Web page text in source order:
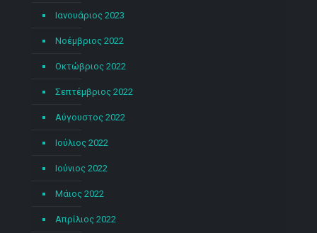
Ιανουάριος 2023
Νοέμβριος 2022
Οκτώβριος 2022
Σεπτέμβριος 2022
Αύγουστος 2022
Ιούλιος 2022
Ιούνιος 2022
Μάιος 2022
Απρίλιος 2022